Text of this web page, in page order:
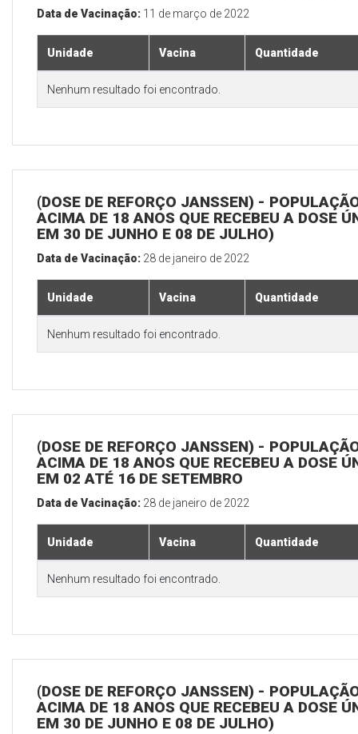
Data de Vacinação: 11 de março de 2022
Unidade Vacina Quantidade
Nenhum resultado foi encontrado.
(DOSE DE REFORÇO JANSSEN) -
ACIMA DE 18 ANOS QUE RECEBEU A DOSE
EM 30 DE JUNHO E 08 DE JULHO)
Data de Vacinação: 28 de janeiro de 2022
Unidade Vacina Quantidade
Nenhum resultado foi encontrado.
(DOSE DE REFORÇO JANSSEN) -
ACIMA DE 18 ANOS QUE RECEBEU A DOSE
EM 02 ATÉ 16 DE SETEMBRO
Data de Vacinação: 28 de janeiro de 2022
Unidade Vacina Quantidade
Nenhum resultado foi encontrado.
(DOSE DE REFORÇO JANSSEN) -
ACIMA DE 18 ANOS QUE RECEBEU A DOSE
EM 30 DE JUNHO E 08 DE JULHO)